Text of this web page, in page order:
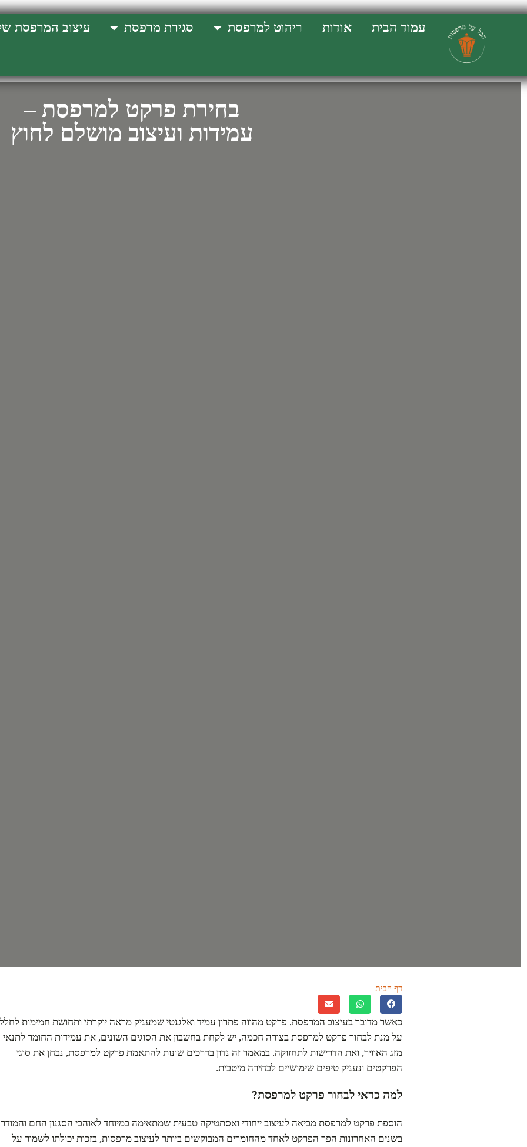
Enter your phone number:
Format: 123-456-7890
עמוד הבית אודות ריהוט למרפסת סגירת מרפסת עיצוב המרפסת
בחירת פרקט למרפסת –
עמידות ועיצוב מושלם לחוץ
דף הבית
כאשר מדובר בעיצוב המרפסת, פרקט מהווה פתרון עמיד ואלגנטי שמעניק מראה יוקרתי ותחושת חמימות
על מנת לבחור פרקט למרפסת בצורה חכמה, יש לקחת בחשבון את הסוגים השונים, את עמידות החומר לתנאי
מזג האוויר, ואת הדרישות לתחזוקה. במאמר זה נדון בדרכים שונות להתאמת פרקט למרפסת, נבחן את סוגי
הפרקטים ונעניק טיפים שימושיים לבחירה מיטבית.
למה כדאי לבחור פרקט למרפסת?
הוספת פרקט למרפסת מביאה לעיצוב ייחודי ואסתטיקה טבעית שמתאימה במיוחד לאוהבי הסגנון החם
בשנים האחרונות הפך הפרקט לאחד מהחומרים המבוקשים ביותר לעיצוב מרפסות, בזכות יכולתו לשמור על